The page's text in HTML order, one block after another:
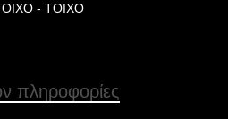
- ΤΟΙΧΟ
πληροφορίες